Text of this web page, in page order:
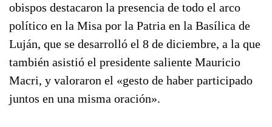
obispos destacaron la presencia de todo el arco
político en la Misa por la Patria en la Basílica de
Luján, que se desarrolló el 8 de diciembre, a la que
también asistió el presidente saliente Mauricio
Macri, y valoraron el «gesto de haber participado
juntos en una misma oración».